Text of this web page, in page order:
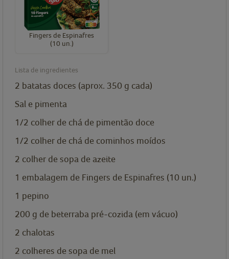
Fingers de Espinafres
(10 un.)
Lista de ingredientes
2 batatas doces (aprox. 350 g cada)
Sal e pimenta
1/2 colher de chá de pimentão doce
1/2 colher de chá de cominhos moídos
2 colher de sopa de azeite
1 embalagem de Fingers de Espinafres (10 un.)
1 pepino
200 g de beterraba pré-cozida (em vácuo)
2 chalotas
2 colheres de sopa de mel